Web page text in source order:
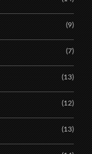
(9)
(7)
(13)
(12)
(13)